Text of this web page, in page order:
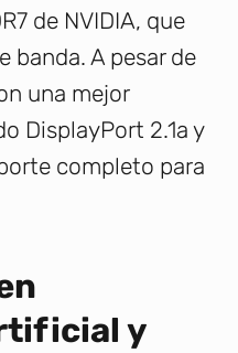
de NVIDIA, que
banda. A pesar de
una mejor
DisplayPort 2.1a y
completo para
y